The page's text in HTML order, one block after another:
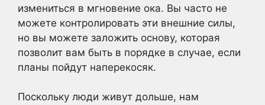
измениться в мгновение ока. Вы часто не
можете контролировать эти внешние силы,
но вы можете заложить основу, которая
позволит вам быть в порядке в случае, если
планы пойдут наперекосяк.
Поскольку люди живут дольше, нам